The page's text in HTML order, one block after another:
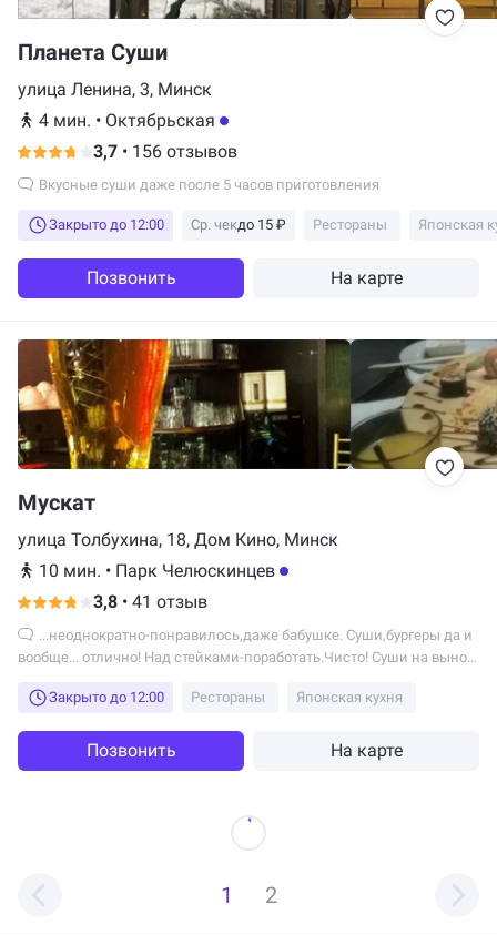
Планета Суши
улица Ленина, 3, Минск
4 мин. • Октябрьская
3,7 • 156 отзывов
Вкусные суши даже после 5 часов приготовления
Закрыто до 12:00 Ср. чекдо 15 ₽ Рестораны Японская
Позвонить На карте
Мускат
улица Толбухина, 18, Дом Кино, Минск
10 мин. • Парк Челюскинцев
3,8 • 41 отзыв
вообще... отлично! Над стейками-поработать.Чисто! Суши на вынос-
Закрыто до 12:00
Рестораны Японская кухня
Позвонить На карте
1 2